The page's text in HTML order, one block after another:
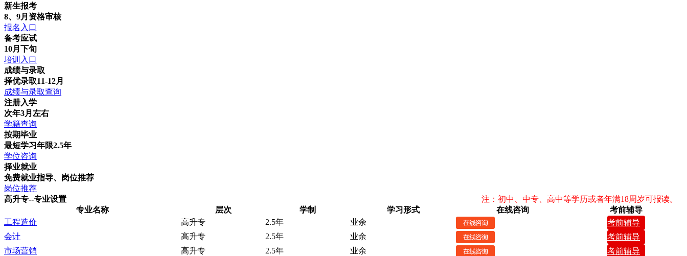
新生报考
8、9月资格审核
报名入口
备考应试
10月下旬
培训入口
成绩与录取
择优录取11-12月
成绩与录取查询
注册入学
次年3月左右
学籍查询
按期毕业
最短学习年限2.5年
学位咨询
择业就业
免费就业指导、岗位推荐
岗位推荐
高升专--专业设置
注：初中、中专、高中等学历或者年满18周岁可报读。
专业名称
层次 学制 学习形式 在线咨询
考前辅导
工程造价
高升专 2.5年 业余
考前辅导
会计
高升专 2.5年 业余
考前辅导
市场营销
高升专 2.5年 业余
考前辅导